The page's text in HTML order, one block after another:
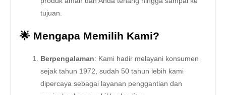
tujuan.
🌟 Mengapa Memilih Kami?
Berpengalaman: Kami hadir melayani konsumen
sejak tahun 1972, sudah 50 tahun lebih kami
dipercaya sebagai layanan penggantian dan